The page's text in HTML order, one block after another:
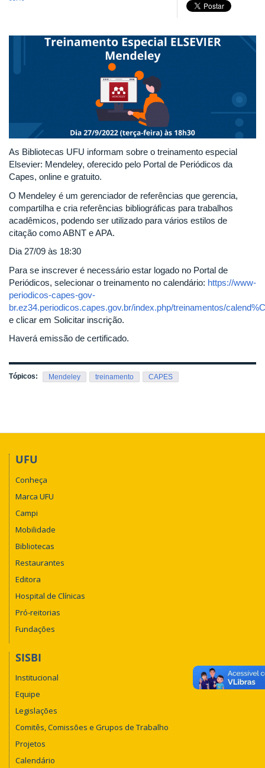
As Bibliotecas UFU informam sobre o treinamento especial
Elsevier: Mendeley, oferecido pelo Portal de Periódicos da
Capes, online e gratuito.
O Mendeley é um gerenciador de referências que gerencia,
compartilha e cria referências bibliográficas para trabalhos
acadêmicos, podendo ser utilizado para vários estilos de
citação como ABNT e APA.
Dia 27/09 às 18:30
Para se inscrever é necessário estar logado no Portal de
Periódicos, selecionar o treinamento no calendário: https://www-
periodicos-capes-gov-
br.ez34.periodicos.capes.gov.br/index.php/treinamentos/
e clicar em Solicitar inscrição.
Haverá emissão de certificado.
Tópicos: Mendeley treinamento CAPES
UFU
Conheça
Marca UFU
Campi
Mobilidade
Bibliotecas
Restaurantes
Editora
Hospital de Clínicas
Pró-reitorias
Fundações
SISBI
Institucional
Equipe
Legislações
Comitês, Comissões e Grupos de Trabalho
Projetos
Calendário